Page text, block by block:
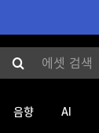
에셋 검색
음향 AI